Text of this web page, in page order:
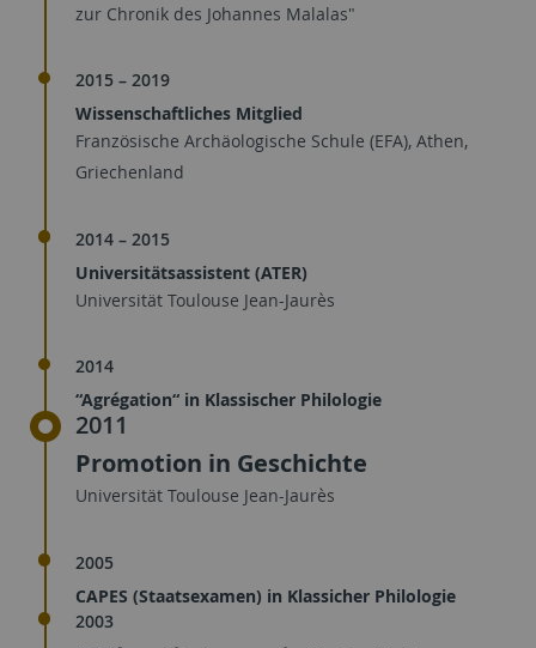
zur Chronik des Johannes Malalas"
2015 – 2019
Wissenschaftliches Mitglied
Französische Archäologische Schule (EFA), Athen,
Griechenland
2014 – 2015
Universitätsassistent (ATER)
Universität Toulouse Jean-Jaurès
2014
“Agrégation“ in Klassischer Philologie
2011
Promotion in Geschichte
Universität Toulouse Jean-Jaurès
2005
CAPES (Staatsexamen) in Klassicher Philologie
2003